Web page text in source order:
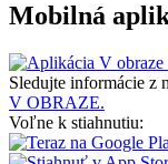
Mobilná
Sledujte informácie z
V OBRAZE.
Voľne k stiahnutiu: